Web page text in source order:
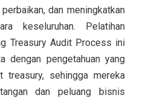
dan meningkatkan
keseluruhan. Pelatihan
Treasury Audit Process ini
dengan pengetahuan yang
treasury, sehingga mereka
dan peluang bisnis